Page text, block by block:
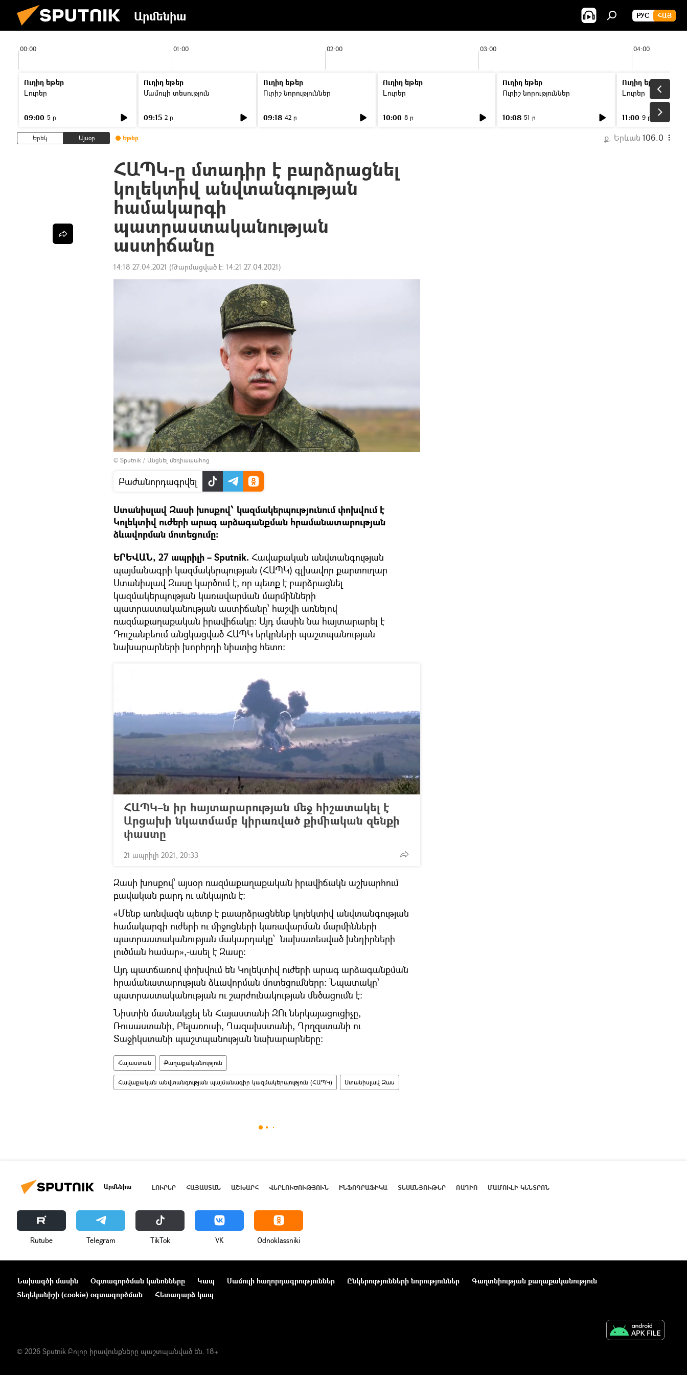
Արմենիա РУС ՀԱՅ
00:00 01:00 02:00 03:00 04:00
Ուղիղ եթեր
Լուրեր
09:00 5 ր
Ուղիղ եթեր
Մամուլի տեսություն
09:15 2 ր
Ուղիղ եթեր
Ուրիշ նորություններ
09:18 42 ր
Ուղիղ եթեր
Լուրեր
10:00 8 ր
Ուղիղ եթեր
Ուրիշ նորություններ
10:08 51 ր
Ուղիղ եթեր
Լուրեր
11:00 9 ր
Երեկ Այսօր Եթեր ք. Երևան 106.0
ՀԱՊԿ-ը մտադիր է բարձրացնել
կոլեկտիվ անվտանգության
համակարգի
պատրաստականության
աստիճանը
14:18 27.04.2021 (Թարմացված է: 14:21 27.04.2021)
© Sputnik / Անցնել մեդիապահոց
Բաժանորդագրվել
Ստանիսլավ Զասի խոսքով՝ կազմակերպությունում փոխվում է
Կոլեկտիվ ուժերի արագ արձագանքման հրամանատարության
ձևավորման մոտեցումը։
ԵՐԵՎԱՆ, 27 ապրիլի – Sputnik. Հավաքական անվտանգության
պայմանագրի կազմակերպության (ՀԱՊԿ) գլխավոր քարտուղար
Ստանիսլավ Զասը կարծում է, որ պետք է բարձրացնել
կազմակերպության կառավարման մարմինների
պատրաստականության աստիճանը՝ հաշվի առնելով
ռազմաքաղաքական իրավիճակը։ Այդ մասին նա հայտարարել է
Դուշանբեում անցկացված ՀԱՊԿ երկրների պաշտպանության
նախարարների խորհրդի նիստից հետո։
ՀԱՊԿ–ն իր հայտարարության մեջ հիշատակել է
Արցախի նկատմամբ կիրառված քիմիական զենքի
փաստը
21 ապրիլի 2021, 20:33
Զասի խոսքով՝ այսօր ռազմաքաղաքական իրավիճակն աշխարհում
բավական բարդ ու անկայուն է։
«Մենք առնվազն պետք է բաարձրացնենք կոլեկտիվ անվտանգության
համակարգի ուժերի ու միջոցների կառավարման մարմինների
պատրաստականության մակարդակը՝ նախատեսված խնդիրների
լուծման համար»,-ասել է Զասը։
Այդ պատճառով փոխվում են Կոլեկտիվ ուժերի արագ արձագանքման
հրամանատարության ձևավորման մոտեցումները։ Նպատակը՝
պատրաստականության ու շարժունակության մեծացումն է։
Նիստին մասնակցել են Հայաստանի ԶՈւ ներկայացուցիչը,
Ռուսաստանի, Բելառուսի, Ղազախստանի, Ղրղզստանի ու
Տաջիկստանի պաշտպանության նախարարները։
Հայաստան Քաղաքականություն
Հավաքական անվտանգության պայմանագիր կազմակերպություն (ՀԱՊԿ) Ստանիսլավ Զաս
Արմենիա ԼՈՒՐԵՐ ՀԱՅԱՍՏԱՆ ԱՇԽԱՐՀ ՎԵՐԼՈՒԾՈՒԹՅՈՒՆ ԻՆՖՈԳՐԱՖԻԿԱ ՏԵՍԱՆՅՈՒԹԵՐ ՌԱԴԻՈ ՄԱՄՈՒԼԻ ԿԵՆՏՐՈՆ
Rutube Telegram ТikТоk VK Odnoklassniki
Նախագծի մասին Օգտագործման կանոնները Կապ Մամուլի հաղորդագրություններ Ընկերությունների նորություններ
Գաղտնիության քաղաքականություն
Տեղեկանիշի (cookie) օգտագործման
Հետադարձ կապ
© 2026 Sputnik Բոլոր իրավունքները պաշտպանված են. 18+